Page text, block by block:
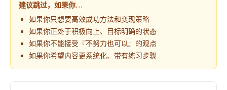
建议跳过，如果你…
如果你只想要高效成功方法和变现策略
如果你正处于积极向上、目标明确的状态
如果你不能接受『不努力也可以』的观点
如果你希望内容更系统化、带有练习步骤